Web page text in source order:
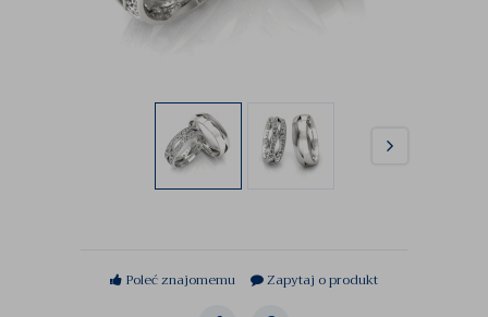
Poleć znajomemu Zapytaj o produkt